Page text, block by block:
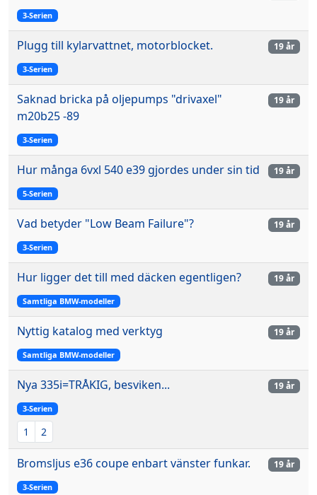
3-Serien
Plugg till kylarvattnet, motorblocket.
3-Serien
19 år
Saknad bricka på oljepumps "drivaxel"
m20b25 -89
3-Serien
19 år
Hur många 6vxl 540 e39 gjordes under sin tid
5-Serien
19 år
Vad betyder "Low Beam Failure"?
3-Serien
19 år
Hur ligger det till med däcken egentligen?
Samtliga BMW-modeller
19 år
Nyttig katalog med verktyg
Samtliga BMW-modeller
19 år
Nya 335i=TRÅKIG, besviken...
3-Serien
1 2
19 år
Bromsljus e36 coupe enbart vänster funkar.
3-Serien
19 år